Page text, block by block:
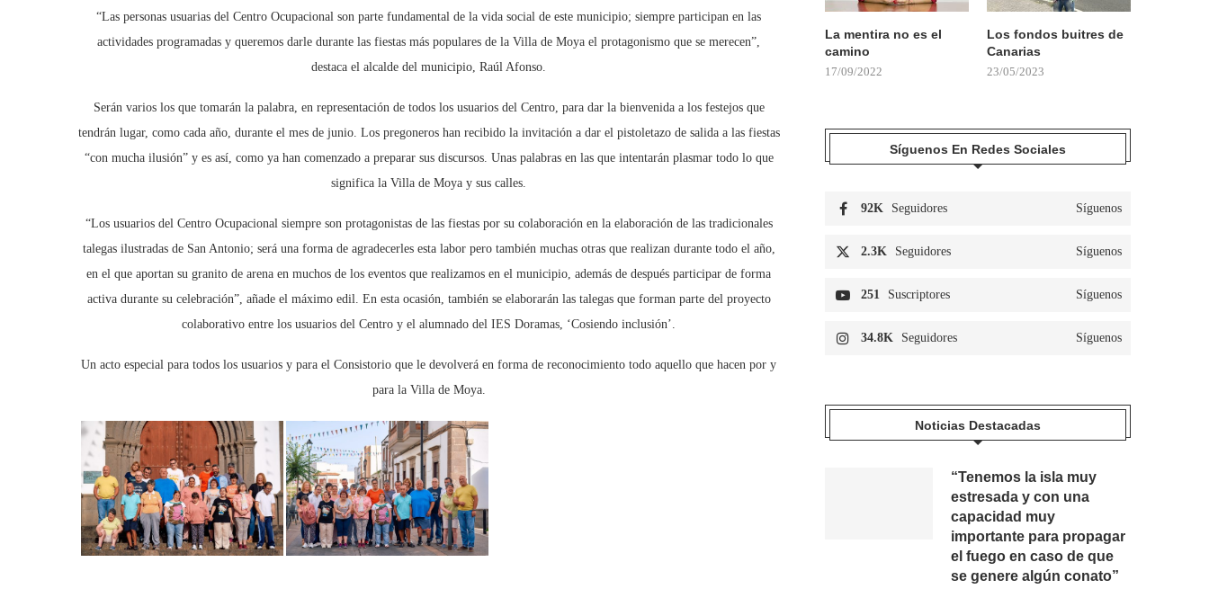
“Las personas usuarias del Centro Ocupacional son parte fundamental de la vida social de este municipio; siempre participan en las
actividades programadas y queremos darle durante las fiestas más populares de la Villa de Moya el protagonismo que se merecen”,
destaca el alcalde del municipio, Raúl Afonso.
Serán varios los que tomarán la palabra, en representación de todos los usuarios del Centro, para dar la bienvenida a los festejos que
tendrán lugar, como cada año, durante el mes de junio. Los pregoneros han recibido la invitación a dar el pistoletazo de salida a las fiestas
“con mucha ilusión” y es así, como ya han comenzado a preparar sus discursos. Unas palabras en las que intentarán plasmar todo lo que
significa la Villa de Moya y sus calles.
“Los usuarios del Centro Ocupacional siempre son protagonistas de las fiestas por su colaboración en la elaboración de las tradicionales
talegas ilustradas de San Antonio; será una forma de agradecerles esta labor pero también muchas otras que realizan durante todo el año,
en el que aportan su granito de arena en muchos de los eventos que realizamos en el municipio, además de después participar de forma
activa durante su celebración”, añade el máximo edil. En esta ocasión, también se elaborarán las talegas que forman parte del proyecto
colaborativo entre los usuarios del Centro y el alumnado del IES Doramas, ‘Cosiendo inclusión’.
Un acto especial para todos los usuarios y para el Consistorio que le devolverá en forma de reconocimiento todo aquello que hacen por y
para la Villa de Moya.
La mentira no es el
camino
17/09/2022
Los fondos buitres de
Canarias
23/05/2023
Síguenos En Redes Sociales
92K Seguidores Síguenos
2.3K Seguidores Síguenos
251 Suscriptores Síguenos
34.8K Seguidores Síguenos
Noticias Destacadas
“Tenemos la isla muy
estresada y con una
capacidad muy
importante para propagar
el fuego en caso de que
se genere algún conato”